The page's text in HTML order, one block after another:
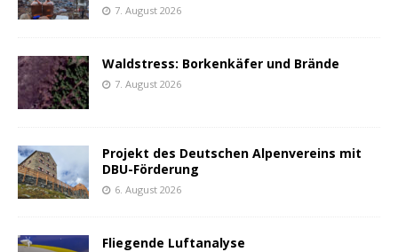
7. August 2026
Waldstress: Borkenkäfer und Brände
7. August 2026
Projekt des Deutschen Alpenvereins mit
DBU-Förderung
6. August 2026
Fliegende Luftanalyse